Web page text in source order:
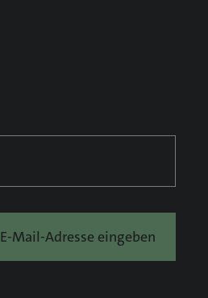
E-Mail-Adresse eingeben